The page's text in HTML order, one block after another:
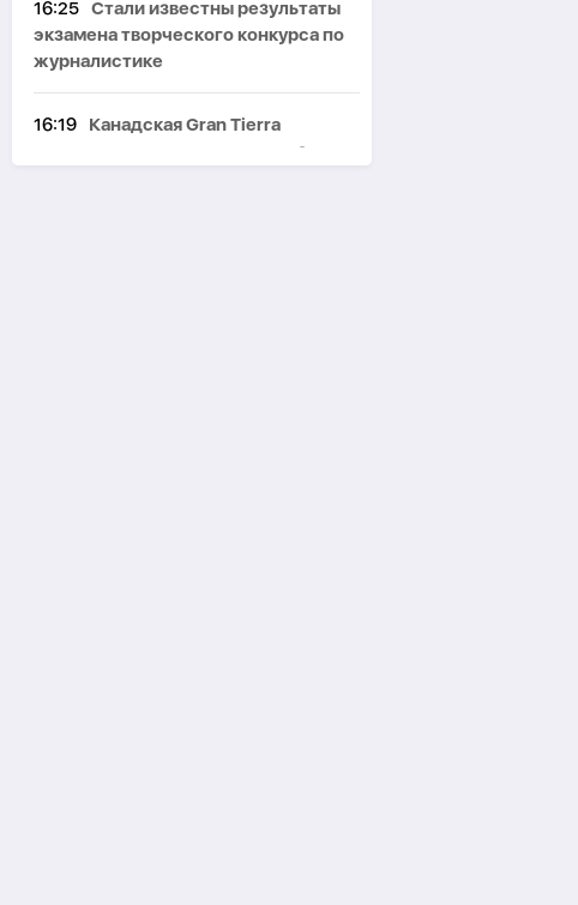
16:25 Стали известны результаты
экзамена творческого конкурса по
журналистике
16:19
Канадская Gran Tierra
приступила к новому этапу разведки